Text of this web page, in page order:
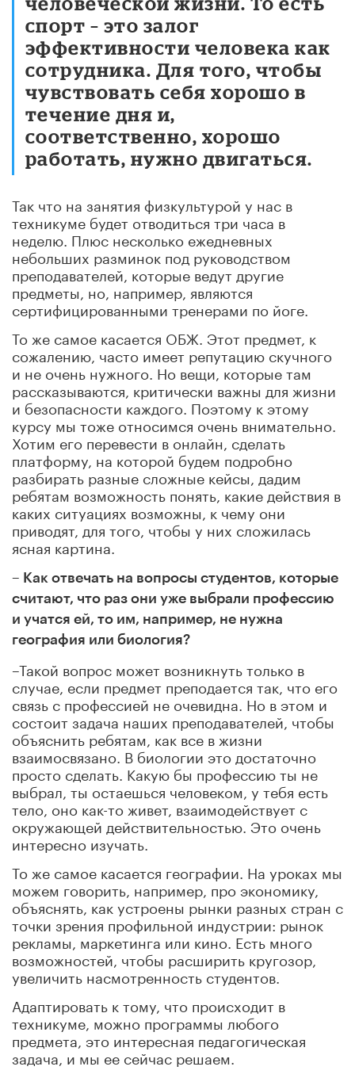
спорт – это залог
эффективности человека как
сотрудника. Для того, чтобы
чувствовать себя хорошо в
течение дня и,
соответственно, хорошо
работать, нужно двигаться.
Так что на занятия физкультурой у нас в
техникуме будет отводиться три часа в
неделю. Плюс несколько ежедневных
небольших разминок под руководством
преподавателей, которые ведут другие
предметы, но, например, являются
сертифицированными тренерами по йоге.
То же самое касается ОБЖ. Этот предмет, к
сожалению, часто имеет репутацию скучного
и не очень нужного. Но вещи, которые там
рассказываются, критически важны для жизни
и безопасности каждого. Поэтому к этому
курсу мы тоже относимся очень внимательно.
Хотим его перевести в онлайн, сделать
платформу, на которой будем подробно
разбирать разные сложные кейсы, дадим
ребятам возможность понять, какие действия в
каких ситуациях возможны, к чему они
приводят, для того, чтобы у них сложилась
ясная картина.
– Как отвечать на вопросы студентов, которые
считают, что раз они уже выбрали профессию
и учатся ей, то им, например, не нужна
география или биология?
–Такой вопрос может возникнуть только в
случае, если предмет преподается так, что его
связь с профессией не очевидна. Но в этом и
состоит задача наших преподавателей, чтобы
объяснить ребятам, как все в жизни
взаимосвязано. В биологии это достаточно
просто сделать. Какую бы профессию ты не
выбрал, ты остаешься человеком, у тебя есть
тело, оно как-то живет, взаимодействует с
окружающей действительностью. Это очень
интересно изучать.
То же самое касается географии. На уроках мы
можем говорить, например, про экономику,
объяснять, как устроены рынки разных стран с
точки зрения профильной индустрии: рынок
рекламы, маркетинга или кино. Есть много
возможностей, чтобы расширить кругозор,
увеличить насмотренность студентов.
Адаптировать к тому, что происходит в
техникуме, можно программы любого
предмета, это интересная педагогическая
задача, и мы ее сейчас решаем.